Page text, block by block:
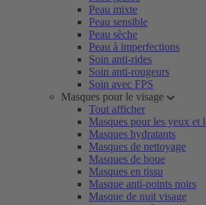
Peau mixte
Peau sensible
Peau sèche
Peau à imperfections
Soin anti-rides
Soin anti-rougeurs
Soin avec FPS
Masques pour le visage
Tout afficher
Masques pour les yeux et
Masques hydratants
Masques de nettoyage
Masques de boue
Masques en tissu
Masque anti-points noirs
Masque de nuit visage